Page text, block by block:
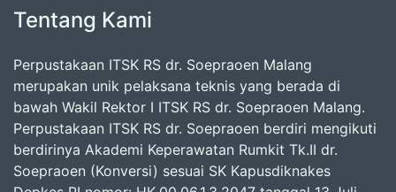
Tentang Kami
Perpustakaan ITSK RS dr. Soepraoen Malang
merupakan unik pelaksana teknis yang berada di
bawah Wakil Rektor I ITSK RS dr. Soepraoen Malang.
Perpustakaan ITSK RS dr. Soepraoen berdiri mengikuti
berdirinya Akademi Keperawatan Rumkit Tk.II dr.
Soepraoen (Konversi) sesuai SK Kapusdiknakes